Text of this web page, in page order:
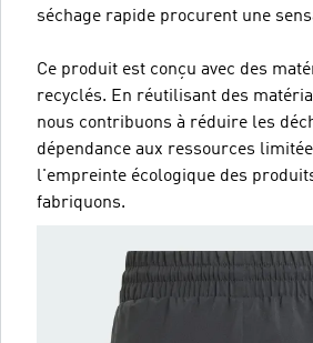
séchage rapide procurent une
Ce produit est conçu avec des
recyclés. En réutilisant des
nous contribuons à réduire les
dépendance aux ressources
l'empreinte écologique des
fabriquons.